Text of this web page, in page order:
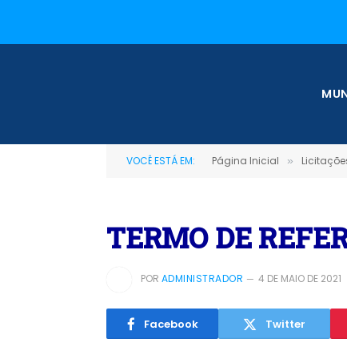
VOCÊ ESTÁ EM: Página Inicial »
TERMO DE
POR ADMINISTRADOR 4 DE MAIO DE 2021
Facebook Twitter